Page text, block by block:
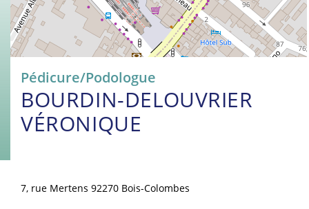
Pédicure/Podologue
BOURDIN-DELOUVRIER
VÉRONIQUE
7, rue Mertens 92270 Bois-Colombes